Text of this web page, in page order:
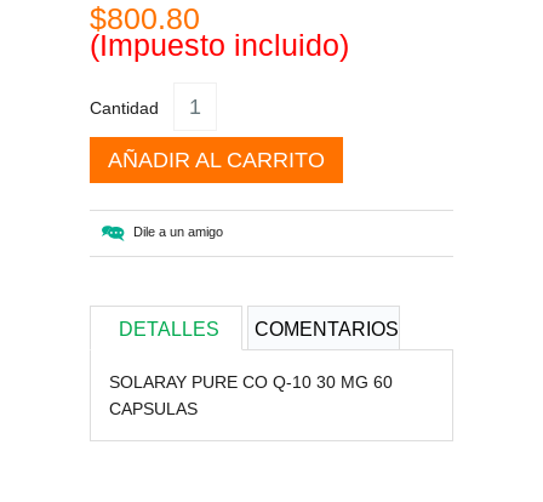
$800.80
(Impuesto incluido)
Cantidad
AÑADIR AL CARRITO
Dile a un amigo
DETALLES COMENTARIOS
SOLARAY PURE CO Q-10 30 MG 60
CAPSULAS